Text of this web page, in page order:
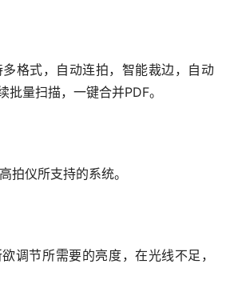
格式，自动连拍，智能裁边，自动
批量扫描，一键合并PDF。
拍仪所支持的系统。
调节所需要的亮度，在光线不足，